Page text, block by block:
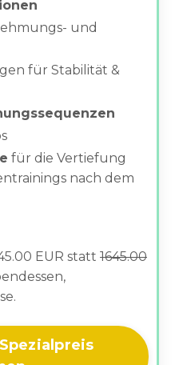
und
für Stabilität &
für die Vertiefung
nach dem
EUR statt 1645.00